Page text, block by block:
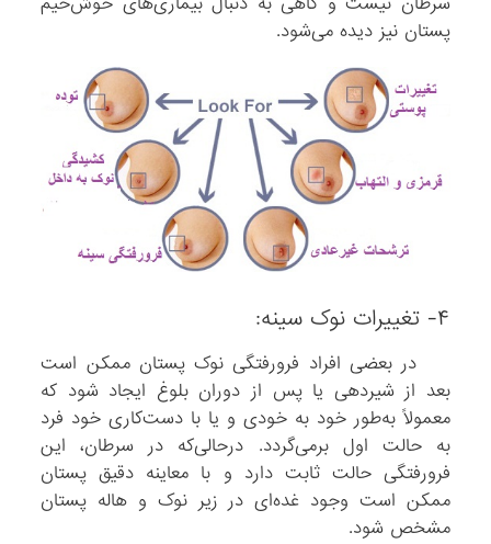
پستان نیز دیده می‌شود.
۴- تغییرات نوک سینه:
در بعضی افراد فرورفتگی نوک پستان ممکن است
بعد از شیردهی یا پس از دوران بلوغ ایجاد شود که
معمولاً به‌طور خود به خودی و یا با دست‌کاری خود فرد
به حالت اول برمی‌گردد. درحالی‌که در سرطان، این
فرورفتگی حالت ثابت دارد و با معاینه دقیق پستان
ممکن است وجود غده‌ای در زیر نوک و هاله پستان
مشخص شود.